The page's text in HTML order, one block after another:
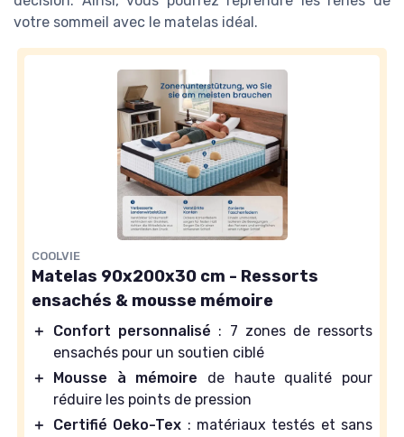
votre sommeil avec le matelas idéal.
COOLVIE
Matelas 90x200x30 cm - Ressorts
ensachés & mousse mémoire
＋ Confort personnalisé : 7 zones de ressorts
ensachés pour un soutien ciblé
＋
Mousse à mémoire de haute qualité pour
réduire les points de pression
＋
Certifié Oeko-Tex : matériaux testés et sans